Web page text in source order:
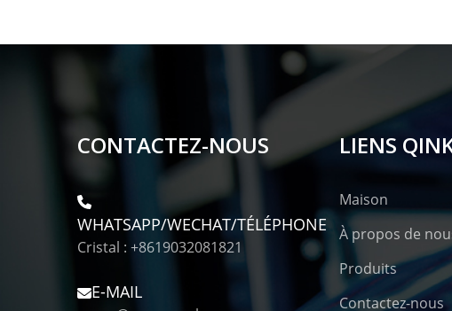
CONTACTEZ-NOUS
WHATSAPP/WECHAT/TÉLÉPHONE
Cristal : +8619032081821
E-MAIL
LIENS
Maison
À propos de
Produits
Contactez-nous